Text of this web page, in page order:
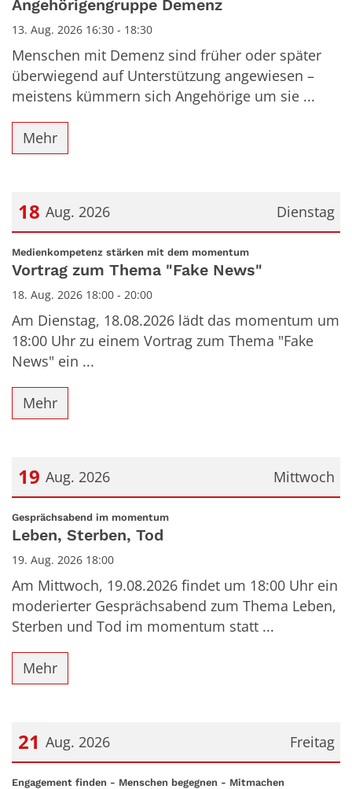
Angehörigengruppe Demenz
13. Aug. 2026 16:30 - 18:30
Menschen mit Demenz sind früher oder später
überwiegend auf Unterstützung angewiesen –
meistens kümmern sich Angehörige um sie ...
Mehr
Dienstag
18 Aug. 2026
Datum: 18. August 2026
Medienkompetenz stärken mit dem momentum:
Vortrag zum Thema "Fake News"
18. Aug. 2026 18:00 - 20:00
Am Dienstag, 18.08.2026 lädt das momentum um
18:00 Uhr zu einem Vortrag zum Thema "Fake
News" ein ...
Mehr
Mittwoch
19 Aug. 2026
Datum: 19. August 2026
Gesprächsabend im momentum:
Leben, Sterben, Tod
19. Aug. 2026 18:00
Am Mittwoch, 19.08.2026 findet um 18:00 Uhr ein
moderierter Gesprächsabend zum Thema Leben,
Sterben und Tod im momentum statt ...
Mehr
Freitag
21 Aug. 2026
Datum: 21. August 2026
Engagement finden - Menschen begegnen - Mitmachen